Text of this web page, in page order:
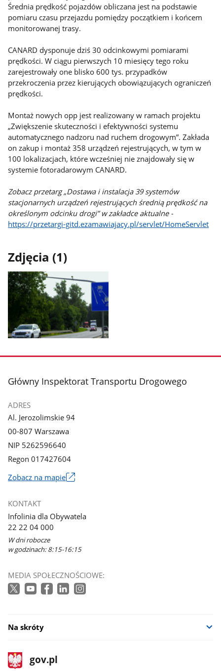
Średnia prędkość pojazdów obliczana jest na podstawie
pomiaru czasu przejazdu pomiędzy początkiem i końcem
monitorowanej trasy.
CANARD dysponuje dziś 30 odcinkowymi pomiarami
prędkości. W ciągu pierwszych 10 miesięcy tego roku
zarejestrowały one blisko 600 tys. przypadków
przekroczenia przez kierujących obowiązujących ograniczeń
prędkości.
Montaż nowych opp jest realizowany w ramach projektu
„Zwiększenie skuteczności i efektywności systemu
automatycznego nadzoru nad ruchem drogowym”. Zakłada
on zakup i montaż 358 urządzeń rejestrujących, w tym w
100 lokalizacjach, które wcześniej nie znajdowały się w
systemie fotoradarowym CANARD.
Zobacz przetarg „Dostawa i instalacja 39 systemów
stacjonarnych urządzeń rejestrujących średnią prędkość na
określonym odcinku drogi” w zakładce aktualne -
https://przetargi-gitd.ezamawiajacy.pl/servlet/HomeServlet
Zdjęcia (1)
zdjęcie
galerii.
stopka
Główny Inspektorat Transportu Drogowego
ADRES
Al. Jerozolimskie 94
00-807 Warszawa
NIP 5262596640
Regon 017427604
Zobacz na mapie
się
w
nowym
oknie
KONTAKT
Infolinia dla Obywatela
22 22 04 000
W dni robocze
w godzinach: 8:15-16:15
MEDIA SPOŁECZNOŚCIOWE:
Na skróty
stopka
gov.pl
Strona
gov.pl